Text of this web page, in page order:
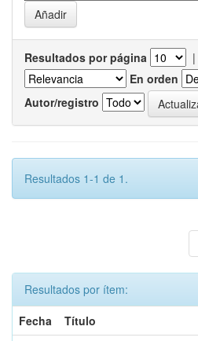
Resultados por página |
En orden
Autor/registro
Resultados 1-1 de 1.
Resultados por ítem:
Fecha
Título